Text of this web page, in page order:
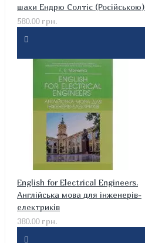
шахи Ендрю Солтіс (Російською)
580.00 грн.
English for Electrical Engineers.
Англійська мова для інженерів-
електриків
380.00 грн.